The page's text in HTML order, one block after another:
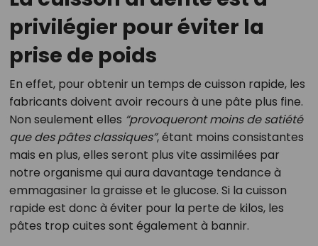
privilégier pour éviter la
prise de poids
En effet, pour obtenir un temps de cuisson rapide, les
fabricants doivent avoir recours à une pâte plus fine.
Non seulement elles “provoqueront moins de satiété
que des pâtes classiques”, étant moins consistantes
mais en plus, elles seront plus vite assimilées par
notre organisme qui aura davantage tendance à
emmagasiner la graisse et le glucose. Si la cuisson
rapide est donc à éviter pour la perte de kilos, les
pâtes trop cuites sont également à bannir.